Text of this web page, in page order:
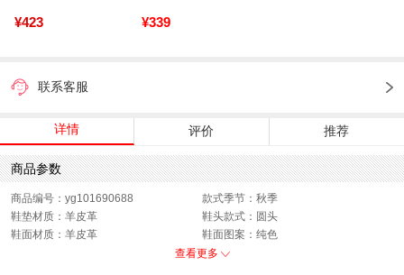
¥423 ¥339
联系客服
详情 评价 推荐
商品参数
商品编号：yg101690688
款式季节：秋季
鞋垫材质：羊皮革
鞋头款式：圆头
鞋面材质：羊皮革
鞋面图案：纯色
适用人群：女子
查看更多